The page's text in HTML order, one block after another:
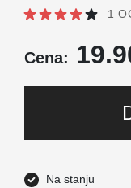
1
Cena:
Na stanju